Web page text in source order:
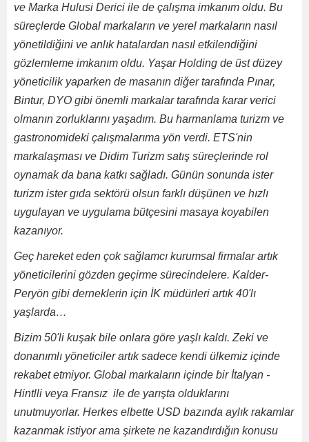
ve Marka Hulusi Derici ile de çalışma imkanım oldu. Bu
süreçlerde Global markaların ve yerel markaların nasıl
yönetildiğini ve anlık hatalardan nasıl etkilendiğini
gözlemleme imkanım oldu. Yaşar Holding de üst düzey
yöneticilik yaparken de masanın diğer tarafında Pınar,
Bintur, DYO gibi önemli markalar tarafında karar verici
olmanın zorluklarını yaşadım. Bu harmanlama turizm ve
gastronomideki çalışmalarıma yön verdi. ETS'nin
markalaşması ve Didim Turizm satış süreçlerinde rol
oynamak da bana katkı sağladı. Günün sonunda ister
turizm ister gıda sektörü olsun farklı düşünen ve hızlı
uygulayan ve uygulama bütçesini masaya koyabilen
kazanıyor.
Geç hareket eden çok sağlamcı kurumsal firmalar artık
yöneticilerini gözden geçirme sürecindelere. Kalder-
Peryön gibi derneklerin için İK müdürleri artık 40'lı
yaşlarda…
Bizim 50'li kuşak bile onlara göre yaşlı kaldı. Zeki ve
donanımlı yöneticiler artık sadece kendi ülkemiz içinde
rekabet etmiyor. Global markaların içinde bir İtalyan -
Hintlli veya Fransız ile de yarışta olduklarını
unutmuyorlar. Herkes elbette USD bazında aylık rakamlar
kazanmak istiyor ama şirkete ne kazandırdığın konusu